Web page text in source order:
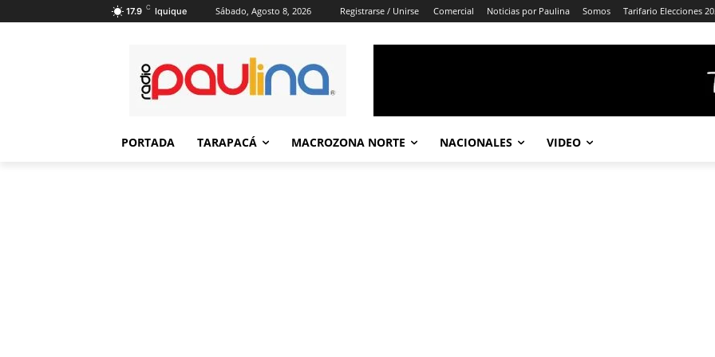
17.9 C Iquique Sábado, Agosto 8, 2026 Registrarse / Unirse Comercial Noticias por Paulina Somos Tarifario Elecciones
PORTADA TARAPACÁ MACROZONA NORTE NACIONALES VIDEO